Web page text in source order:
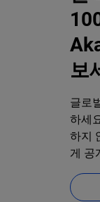
보
글로
하세
하지
게 공